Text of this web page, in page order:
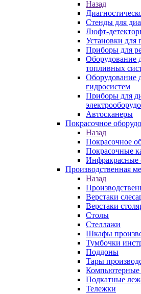
Назад
Стенды для
Люфт-
Установки для
Приборы для
Оборудование
топливных
гидросистем
Приборы для
Автосканеры
Покрасочное
Назад
Покрасочное
Покрасочные
Инфракрасные
Производственная
Назад
Верстаки
Верстаки
Столы
Стеллажи
Шкафы
Тумбочки
Поддоны
Тары
Подкатные
Тележки